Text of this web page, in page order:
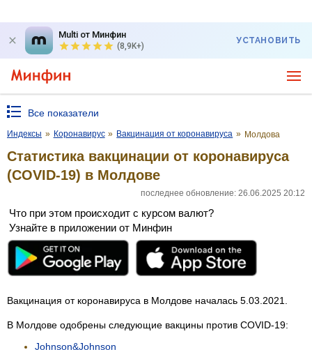
Multi от Минфин
(8,9K+)
УСТАНОВИТЬ
Все показатели
Индексы » Коронавирус » Вакцинация от коронавируса » Молдова
Статистика вакцинации от коронавируса
(COVID-19) в Молдове
последнее обновление: 26.06.2025 20:12
Что при этом происходит с курсом валют?
Узнайте в приложении от Минфин
Вакцинация от коронавируса в Молдове началась 5.03.2021.
В Молдове одобрены следующие вакцины против COVID-19:
Johnson&Johnson